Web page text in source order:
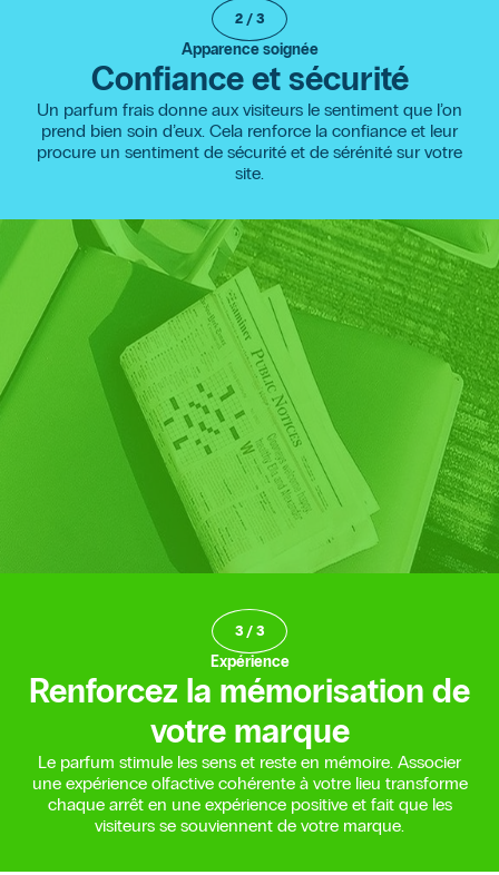
2 / 3
Apparence soignée
Confiance et sécurité
Un parfum frais donne aux visiteurs le sentiment que l’on
prend bien soin d’eux. Cela renforce la confiance et leur
procure un sentiment de sécurité et de sérénité sur votre
site.
3 / 3
Expérience
Renforcez la mémorisation de
votre marque
Le parfum stimule les sens et reste en mémoire. Associer
une expérience olfactive cohérente à votre lieu transforme
chaque arrêt en une expérience positive et fait que les
visiteurs se souviennent de votre marque.